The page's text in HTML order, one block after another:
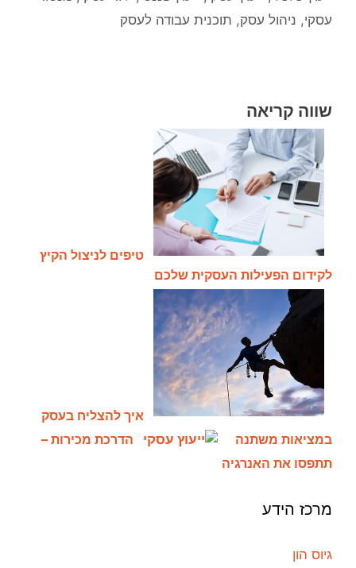
עסקי, ניהול עסק, תוכנית עבודה לעסק
שווה קריאה
טיפים לניצול הקיץ
לקידום הפעילות העסקית שלכם
איך להצליח בעסק
במציאות משתנה
הדרכת מכירות –
תתפסו את האנרגיה
מרכז הידע
גיוס הון